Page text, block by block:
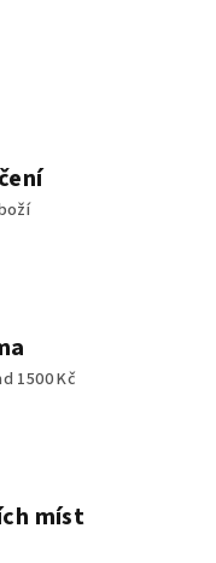
1500 Kč
míst